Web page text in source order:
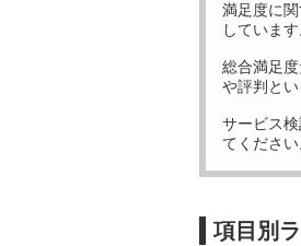
満足度に
しています
総合満足
や評判と
サービス
てください
項目別